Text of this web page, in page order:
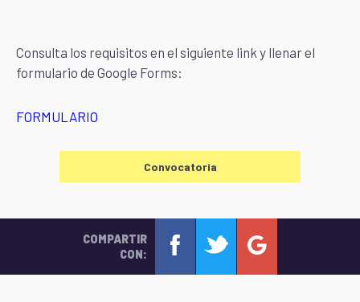
Consulta los requisitos en el siguiente link y llenar el
formulario de Google Forms:
FORMULARIO
Convocatoria
COMPARTIR
CON: